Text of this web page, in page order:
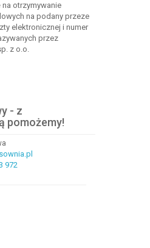
otrzymywanie
na podany przeze
elektronicznej i numer
przez
z o.o.
- z
pomożemy!
972